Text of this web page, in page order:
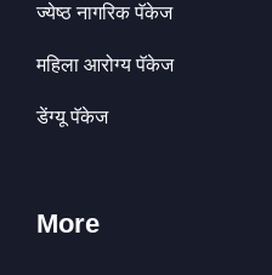
ज्येष्ठ नागरिक पॅकेज
महिला आरोग्य पॅकेज
डेंग्यू पॅकेज
More